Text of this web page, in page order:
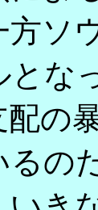
方ソ
とな
配の
るの